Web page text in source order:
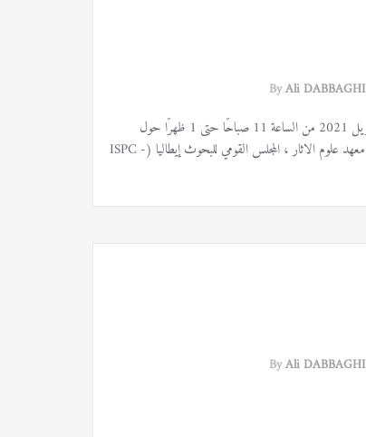
ByAli DABBAGHI
في اطار الجلسات الأكاديمية ، ينظم المعهد الوطني للتراث (INP) مؤتمرا بالفيديو في 29 أفريل 2021 من الساعة 11 صباحًا حتى 1 ظهرًا حول
الأساليب الحديثة لعلم الآثار في عصور ما قبل التاريخ. المتحدث الأول هو جوليو لوكاريني ، معهد علوم الاثار ، المجلس القومي للبحوث إيطاليا (ISPC -
ByAli DABBAGHI